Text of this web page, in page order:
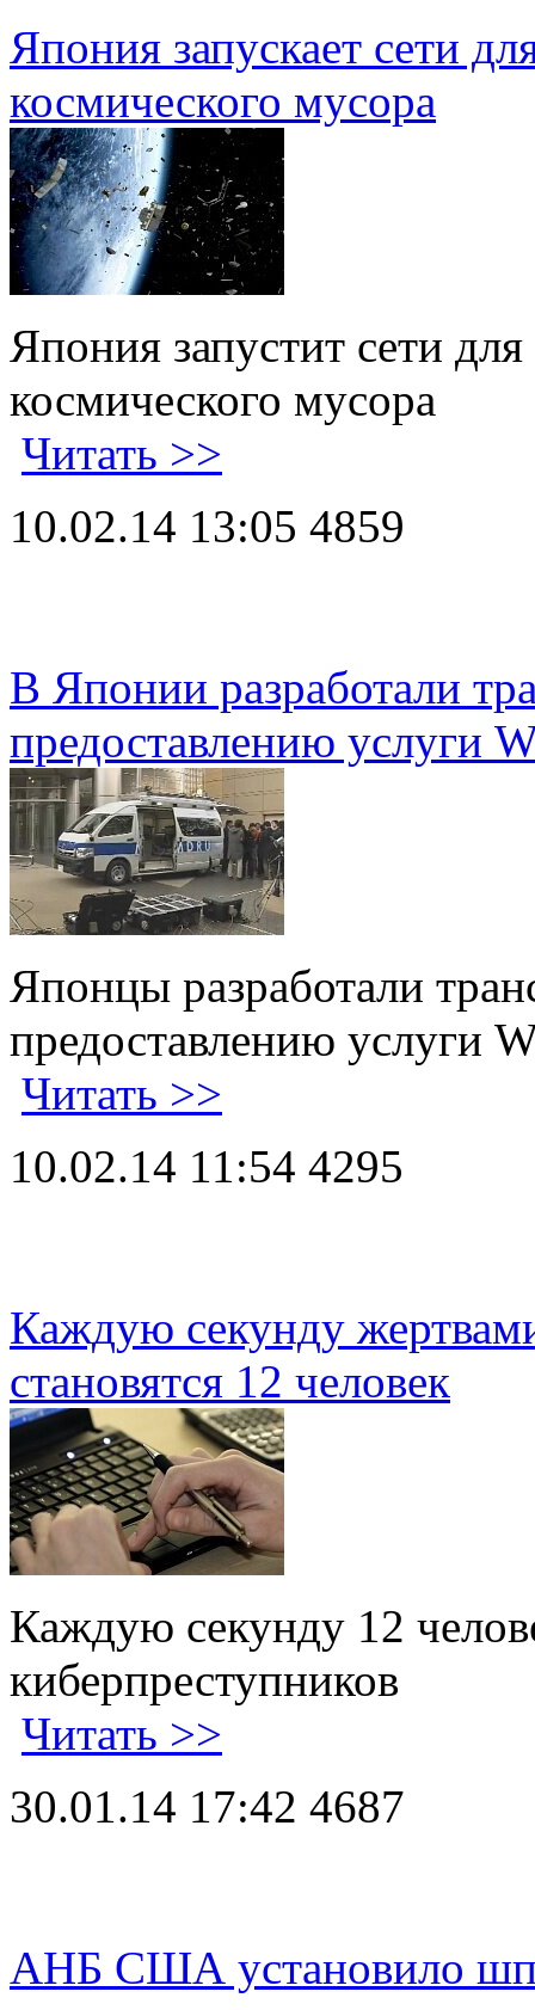
Япония запускает сети
космического мусора
Япония запустит сети
космического мусора
Читать >>
10.02.14 13:05 4859
В Японии разработали
предоставлению услуги
Японцы разработали
предоставлению услуги
Читать >>
10.02.14 11:54 4295
Каждую секунду
становятся 12 человек
Каждую секунду 12
киберпреступников
Читать >>
30.01.14 17:42 4687
АНБ США установило